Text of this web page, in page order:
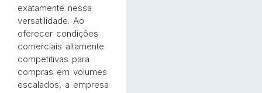
exatamente nessa
versatilidade. Ao
oferecer condições
comerciais altamente
competitivas para
compras em volumes
escalados, a empresa